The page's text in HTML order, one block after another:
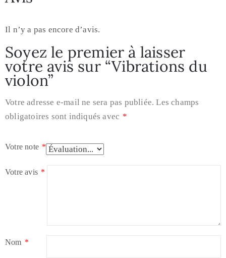
Il n’y a pas encore d’avis.
Soyez le premier à laisser
votre avis sur “Vibrations du
violon”
Votre adresse e-mail ne sera pas publiée. Les champs
obligatoires sont indiqués avec *
Votre note *
Votre avis *
Nom *